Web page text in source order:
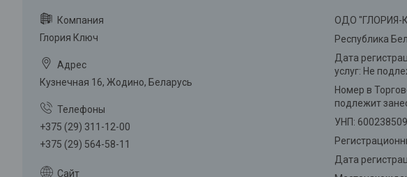
Глория Ключ
Кузнечная 16, Жодино, Беларусь
+375 (29) 311-12-00
+375 (29) 564-58-11
ОДО "ГЛОРИЯ-
Республика
Дата
услуг: Не
Номер в
подлежит
УНП: 600238509
Дата